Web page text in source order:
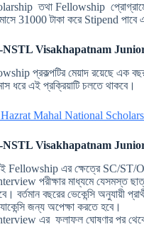
তথা Fellowship প্রোগ্রামের
31000 টাকা করে Stipend পাবে
Visakhapatnam
প্রকল্পটির মেয়াদ রয়েছে এক
ধরে এই প্রক্রিয়াটি চলতে থাকবে।
Mahal National
Visakhapatnam
Fellowship এর ক্ষেত্রে SC/ST/OBC
পরীক্ষার মাধ্যমে যেসমস্ত
বর্তমান বছরের ভেকেন্সি অনুযায়ী
জন্য অপেক্ষা করতে হবে।
এর ফলাফল ঘোষণার পর থেকে